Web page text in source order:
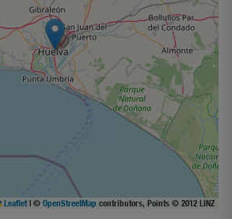
Leaflet © OpenStreetMap contributors, Points © 2012 LINZ